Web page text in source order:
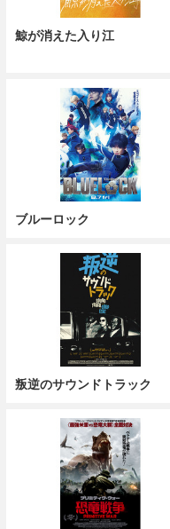
鯨が消えた入り江
ブルーロック
叛逆のサウンドトラック